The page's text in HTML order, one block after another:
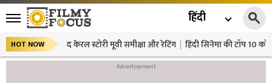
हिंदी
HOT NOW द केरल स्टोरी मूवी समीक्षा और रेटिंग हिंदी सिनेमा की टॉप 10